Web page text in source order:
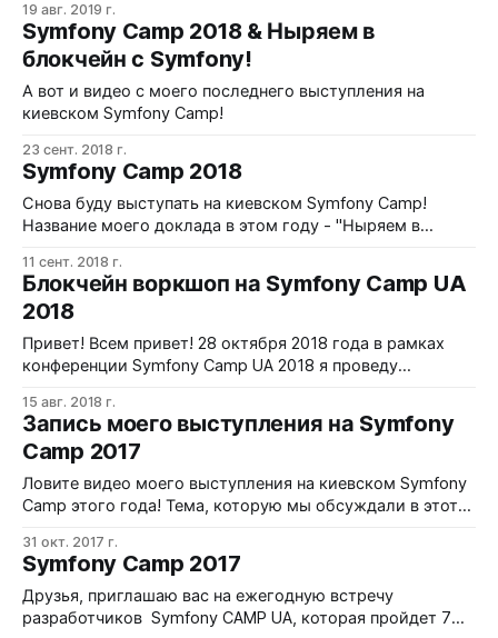
об архитектуре Upwork-а. Тема для меня традиционная
;) однако содержание презентации я в значительной
степени обновил. Дело в том, что, как вы, возможно,
19 авг. 2019 г.
Symfony Camp 2018 & Ныряем в
блокчейн с Symfony!
А вот и видео с моего последнего выступления на
киевском Symfony Camp!
23 сент. 2018 г.
Symfony Camp 2018
Снова буду выступать на киевском Symfony Camp!
Название моего доклада в этом году - "Ныряем в
криптовалют начинает понемногу утихать, вряд ли кто-
то сомневается, что технология эта с нами всерьез и
надолго. Поэтому, чем бы вы ни занимались сейчас,
иметь
11 сент. 2018 г.
Блокчейн воркшоп на Symfony Camp UA
2018
Привет! Всем привет! 28 октября 2018 года в рамках
конференции Symfony Camp UA 2018 я проведу
выступления, а кроме того - и новая форма
взаимодействия со слушателями-участниками. Можно
сказать, двойной челлендж :) В ходе этого воркшопа я
расскажу, а вы узнаете: - зачем нужна
15 авг. 2018 г.
Запись моего выступления на Symfony
Camp 2017
Ловите видео моего выступления на киевском Symfony
Camp этого года! Тема, которую мы обсуждали в этот
как таковой занимает около получаса, с 29.10
начинаются вопросы - их было много, хороших и
разных :) Какие-то моменты я сознательно не включал в
свой рассказ,
31 окт. 2017 г.
Symfony Camp 2017
Друзья, приглашаю вас на ежегодную встречу
разработчиков Symfony CAMP UA, которая пройдет 7